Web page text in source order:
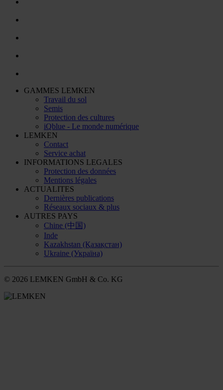
GAMMES LEMKEN
Travail du sol
Semis
Protection des cultures
iQblue - Le monde numérique
LEMKEN
Contact
Service achat
INFORMATIONS LEGALES
Protection des données
Mentions légales
ACTUALITES
Dernières publications
Réseaux sociaux & plus
AUTRES PAYS
Chine (中国)
Inde
Kazakhstan (Қазақстан)
Ukraine (Україна)
© 2026 LEMKEN GmbH & Co. KG